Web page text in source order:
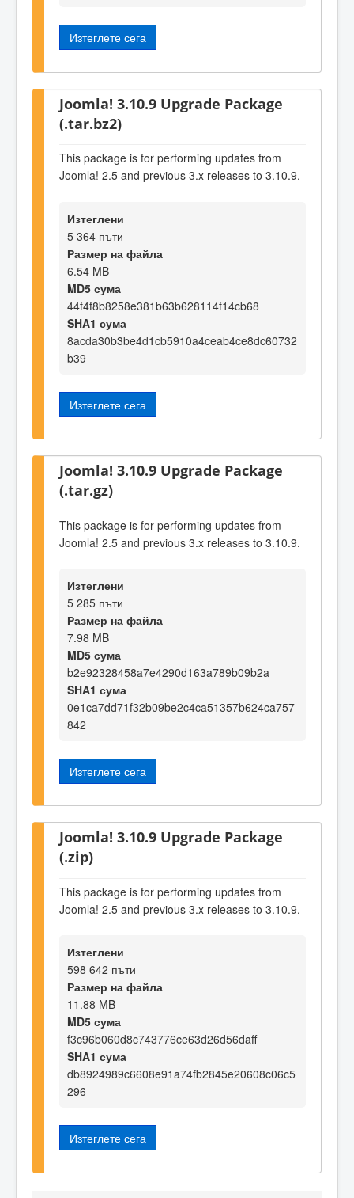
Изтеглете сега
Joomla! 3.10.9 Upgrade Package
(.tar.bz2)
This package is for performing updates from
Joomla! 2.5 and previous 3.x releases to 3.10.9.
Изтеглени
5 364 пъти
Размер на файла
6.54 MB
MD5 сума
44f4f8b8258e381b63b628114f14cb68
SHA1 сума
8acda30b3be4d1cb5910a4ceab4ce8dc60732
b39
Изтеглете сега
Joomla! 3.10.9 Upgrade Package
(.tar.gz)
This package is for performing updates from
Joomla! 2.5 and previous 3.x releases to 3.10.9.
Изтеглени
5 285 пъти
Размер на файла
7.98 MB
MD5 сума
b2e92328458a7e4290d163a789b09b2a
SHA1 сума
0e1ca7dd71f32b09be2c4ca51357b624ca757
842
Изтеглете сега
Joomla! 3.10.9 Upgrade Package
(.zip)
This package is for performing updates from
Joomla! 2.5 and previous 3.x releases to 3.10.9.
Изтеглени
598 642 пъти
Размер на файла
11.88 MB
MD5 сума
f3c96b060d8c743776ce63d26d56daff
SHA1 сума
db8924989c6608e91a74fb2845e20608c06c5
296
Изтеглете сега